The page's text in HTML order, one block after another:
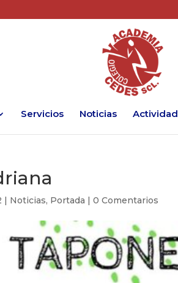
Servicios Noticias
| Noticias, Portada |0 Comentarios